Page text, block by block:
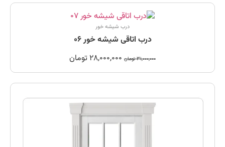
درب شیشه خور
درب اتاقی شیشه خور 06
31,000,000 تومان 28,000,000 تومان